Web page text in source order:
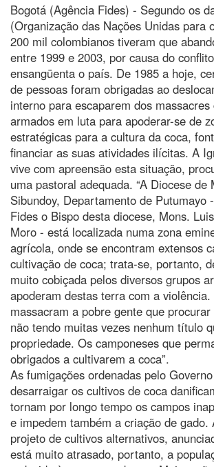
Bogotá (Agência Fides) - Segundo os
(Organização das Nações Unidas para
200 mil colombianos tiveram que
entre 1999 e 2003, por causa do
ensangüenta o país. De 1985 a hoje,
de pessoas foram obrigadas ao
interno para escaparem dos massacres
armados em luta para apoderar-se de
estratégicas para a cultura da coca,
financiar as suas atividades ilícitas. A
vive com apreensão esta situação,
uma pastoral adequada. “A Diocese de
Sibundoy, Departamento de Putumayo
Fides o Bispo desta diocese, Mons.
Moro - está localizada numa zona
agrícola, onde se encontram extensos
cultivação de coca; trata-se, portanto,
muito cobiçada pelos diversos grupos
apoderam destas terra com a
massacram a pobre gente que
não tendo muitas vezes nenhum título
propriedade. Os camponeses que
obrigados a cultivarem a coca”.
As fumigações ordenadas pelo
desarraigar os cultivos de coca
tornam por longo tempo os campos
e impedem também a criação de gado.
projeto de cultivos alternativos,
está muito atrasado, portanto, a